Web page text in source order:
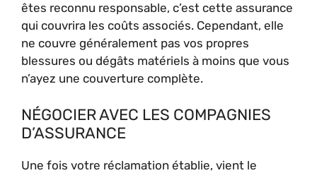
êtes reconnu responsable, c’est cette assurance
qui couvrira les coûts associés. Cependant, elle
ne couvre généralement pas vos propres
blessures ou dégâts matériels à moins que vous
n’ayez une couverture complète.
NÉGOCIER AVEC LES COMPAGNIES
D’ASSURANCE
Une fois votre réclamation établie, vient le